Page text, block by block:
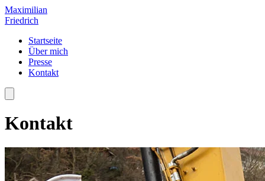
Maximilian
Friedrich
Startseite
Über mich
Presse
Kontakt
Kontakt